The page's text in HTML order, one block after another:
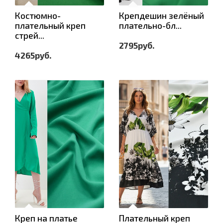
Костюмно-
плательный креп
стрей...
4265руб.
Крепдешин зелёный
плательно-бл...
2795руб.
Креп на платье
Плательный креп